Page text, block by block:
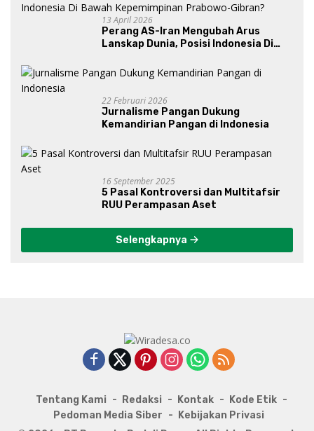
13 April 2026
Perang AS-Iran Mengubah Arus
Lanskap Dunia, Posisi Indonesia Di
Gibran?
22 Februari 2026
Jurnalisme Pangan Dukung
Kemandirian Pangan di Indonesia
16 September 2025
5 Pasal Kontroversi dan Multitafsir
RUU Perampasan Aset
Selengkapnya
Tentang Kami Redaksi Kontak
Kode Etik
Pedoman Media Siber
Kebijakan Privasi